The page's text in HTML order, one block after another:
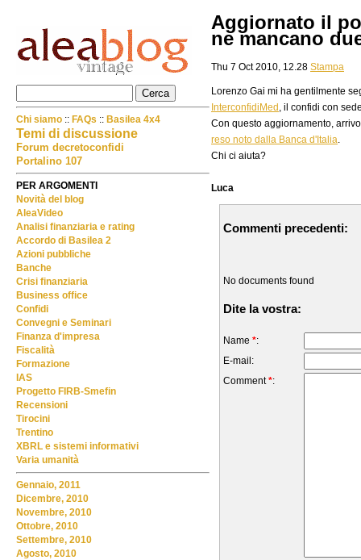
Aggiornato il
ne mancano
Thu 7 Oct 2010, 12.28 Stampa
Lorenzo Gai mi ha gentilmente
InterconfidiMed , il confidi con
Con questo aggiornamento,
reso noto dalla Banca d'Italia.
Chi ci aiuta?
Luca
Commenti precedenti:
No documents found
Dite la vostra:
Name *:
E-mail:
Comment*:
Chi siamo :: FAQs :: Basilea 4x4
Temi di discussione
Forum decretoconfidi
Portalino 107
PER ARGOMENTI
Novità del blog
AleaVideo
Analisi finanziaria e rating
Accordo di Basilea 2
Azioni pubbliche
Banche
Crisi finanziaria
Business office
Confidi
Convegni e Seminari
Finanza d'impresa
Fiscalità
Formazione
IAS
Progetto FIRB-Smefin
Recensioni
Tirocini
Trentino
XBRL e sistemi informativi
Varia umanità
Gennaio, 2011
Dicembre, 2010
Novembre, 2010
Ottobre, 2010
Settembre, 2010
Agosto, 2010